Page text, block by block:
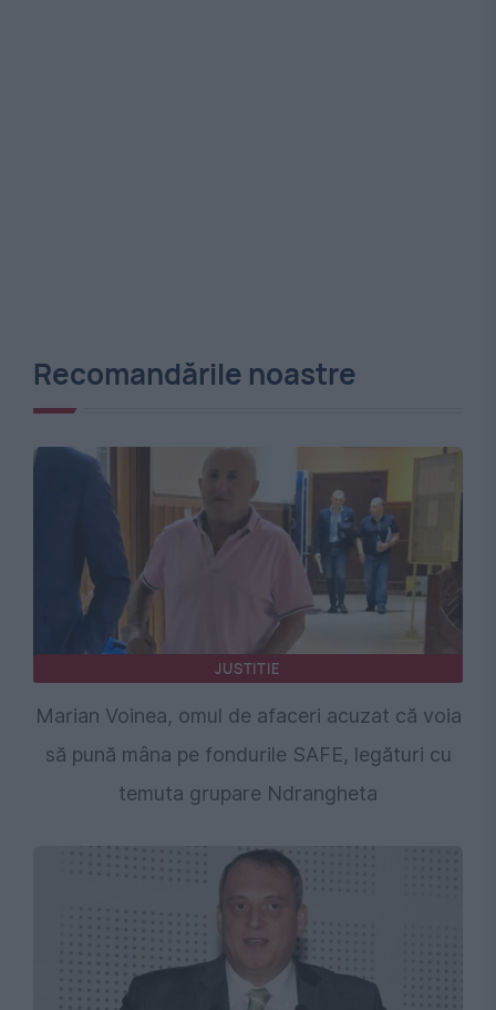
Recomandările noastre
JUSTITIE
Marian Voinea, omul de afaceri acuzat că voia
să pună mâna pe fondurile SAFE, legături cu
temuta grupare Ndrangheta